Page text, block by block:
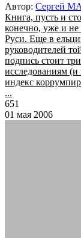
Автор: Сергей
Книга, пусть и
конечно, уже и не
Руси. Еще в
руководителей
подпись стоит
исследованиям
индекс
...
651
01 мая 2006